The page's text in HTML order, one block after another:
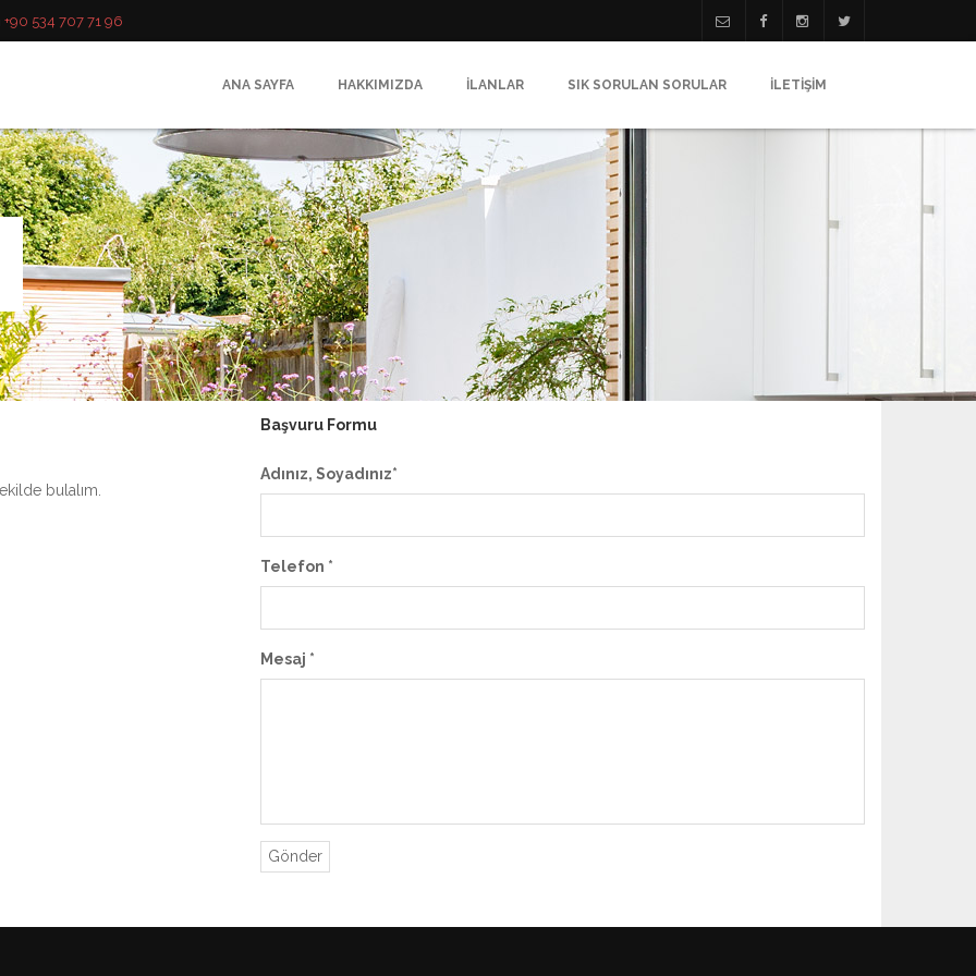
+90 534 707 71 96
ANA SAYFA HAKKIMIZDA İLANLAR SIK SORULAN SORULAR İLETİŞİM
bulalım.
Başvuru Formu
Adınız, Soyadınız*
Telefon *
Mesaj *
Gönder